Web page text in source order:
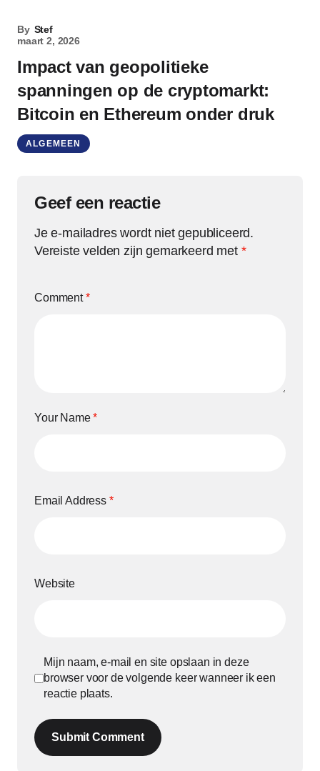
By Stef
maart 2, 2026
Impact van geopolitieke
spanningen op de cryptomarkt:
Bitcoin en Ethereum onder druk
ALGEMEEN
Geef een reactie
Je e-mailadres wordt niet gepubliceerd.
Vereiste velden zijn gemarkeerd met *
Comment*
Your Name*
Email Address *
Website
Mijn naam, e-mail en site opslaan in deze
browser voor de volgende keer wanneer ik een
reactie plaats.
Submit Comment